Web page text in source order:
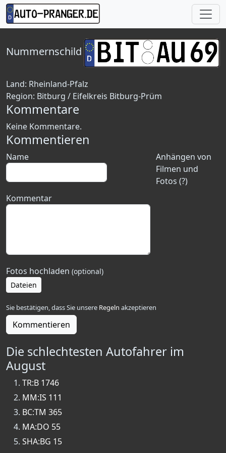
Nummernschild
Land: Rheinland-Pfalz
Region: Bitburg / Eifelkreis Bitburg-Prüm
Kommentare
Keine Kommentare.
Kommentieren
Anhängen von
Filmen und
Fotos (?)
Name
Kommentar
Fotos hochladen (optional)
Dateien
Sie bestätigen, dass Sie unsere Regeln akzeptieren
Kommentieren
Die schlechtesten Autofahrer im
August
TR:B 1746
MM:IS 111
BC:TM 365
MA:DO 55
SHA:BG 15